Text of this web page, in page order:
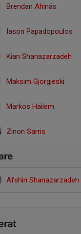
Brendan Ahlnäs
Iason Papadopoulos
Kian Shanazarzadeh
Maksim Gjorgjeski
Markos Hailem
Zinon Sarris
Afshin Shanazarzadeh